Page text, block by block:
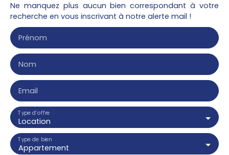
Ne manquez plus aucun bien correspondant à votre
recherche en vous inscrivant à notre alerte mail !
Prénom
Nom
Email
Location
Type d'offre
Appartement
Type de bien